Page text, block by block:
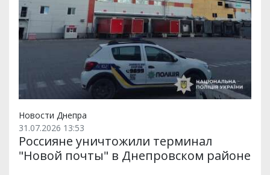
Новости Днепра
31.07.2026 13:53
Россияне уничтожили терминал
"Новой почты" в Днепровском районе